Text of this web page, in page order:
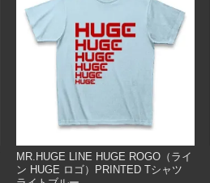
MR.HUGE LINE HUGE ROGO（ライ
ン HUGE ロゴ）PRINTED Tシャツ